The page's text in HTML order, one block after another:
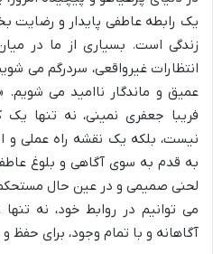
یک رابطه عاطفی پایدار و رضایت
زندگی است. بسیاری از ما در
انتظارات غیرواقعی، سردرگم می
عمیق و ماندگار ناامید می شویم.
فریبا جعفری نمینی، نه تنها
نیست، بلکه یک نقشه راه عملی
به قدم به سوی آگاهی و بلوغ
لحنی صمیمی و در عین حال
می توانیم در روابط خود، نه
آگاهانه و با تمام وجود، برای حفظ